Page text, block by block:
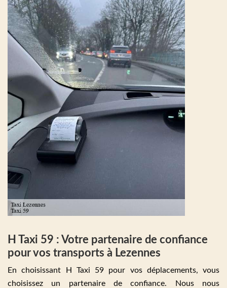
H Taxi 59 : Votre partenaire de confiance
pour vos transports à Lezennes
En choisissant H Taxi 59 pour vos déplacements, vous
choisissez un partenaire de confiance. Nous nous